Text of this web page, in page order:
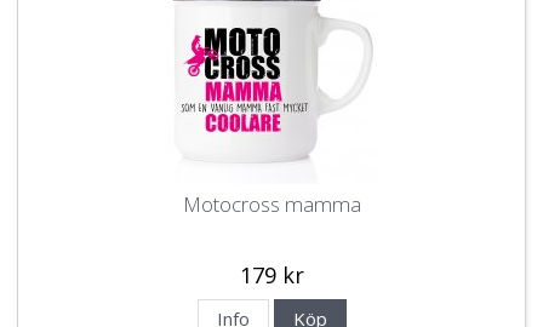
Motocross mamma
179 kr
Info Köp